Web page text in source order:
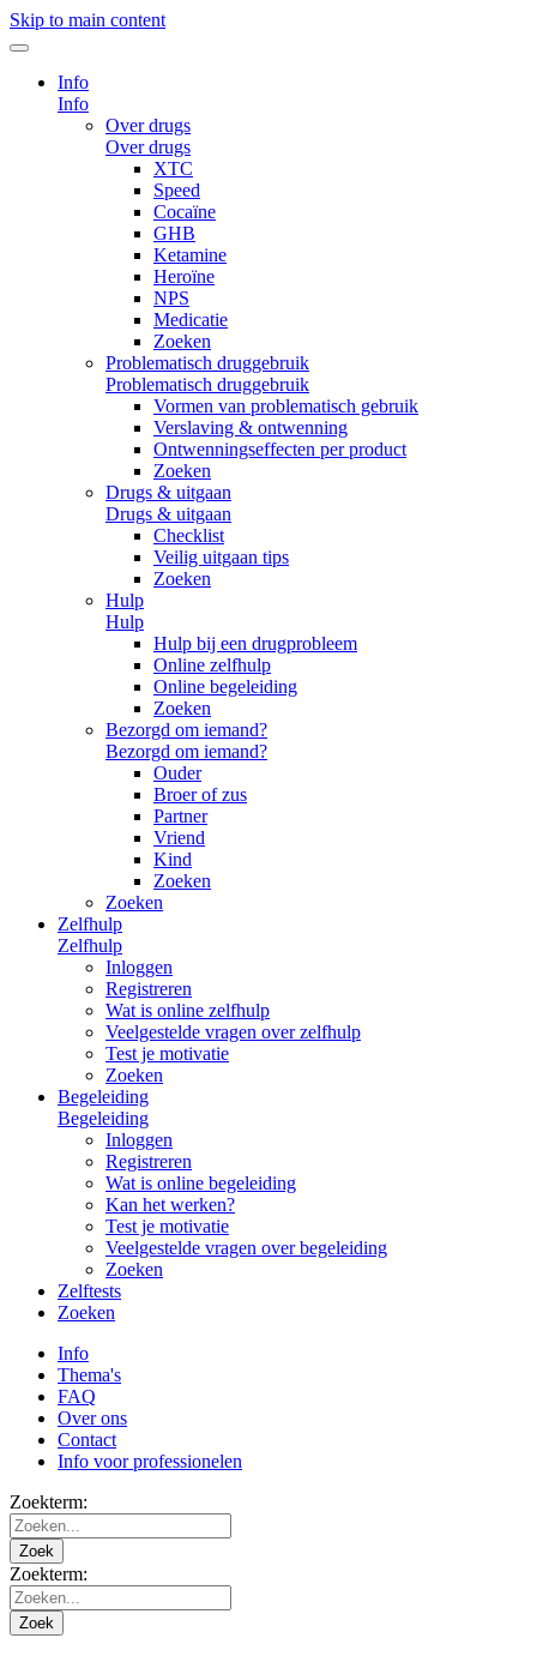
Skip to main content
Info
Info
Over drugs
Over drugs
XTC
Speed
Cocaïne
GHB
Ketamine
Heroïne
NPS
Medicatie
Zoeken
Problematisch druggebruik
Problematisch druggebruik
Vormen van problematisch gebruik
Verslaving & ontwenning
Ontwenningseffecten per product
Zoeken
Drugs & uitgaan
Drugs & uitgaan
Checklist
Veilig uitgaan tips
Zoeken
Hulp
Hulp
Hulp bij een drugprobleem
Online zelfhulp
Online begeleiding
Zoeken
Bezorgd om iemand?
Bezorgd om iemand?
Ouder
Broer of zus
Partner
Vriend
Kind
Zoeken
Zoeken
Zelfhulp
Zelfhulp
Inloggen
Registreren
Wat is online zelfhulp
Veelgestelde vragen over zelfhulp
Test je motivatie
Zoeken
Begeleiding
Begeleiding
Inloggen
Registreren
Wat is online begeleiding
Kan het werken?
Test je motivatie
Veelgestelde vragen over begeleiding
Zoeken
Zelftests
Zoeken
Info
Thema's
FAQ
Over ons
Contact
Info voor professionelen
Zoekterm:
Zoek
Zoekterm:
Zoek